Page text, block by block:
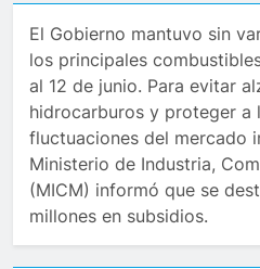
El Gobierno mantuvo sin
los principales
al 12 de junio. Para evitar
hidrocarburos y proteger a
fluctuaciones del mercado
Ministerio de Industria,
(MICM) informó que se
millones en subsidios.